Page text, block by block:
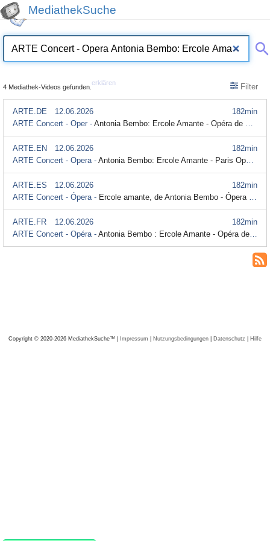
MediathekSuche
4 Mediathek-Videos gefunden.
erklären Filter
182min
ARTE.DE
12.06.2026
ARTE Concert - Oper - Antonia Bembo: Ercole Amante - Opéra de Paris (Originalversion mit Untertitel)
182min
ARTE.EN
12.06.2026
ARTE Concert - Opera - Antonia Bembo: Ercole Amante - Paris Opera (Originalversion mit Untertitel)
182min
ARTE.ES
12.06.2026
ARTE Concert - Ópera - Ercole amante, de Antonia Bembo - Ópera de París (Originalversion mit Untertitel)
182min
ARTE.FR
12.06.2026
ARTE Concert - Opéra - Antonia Bembo : Ercole Amante - Opéra de Paris (Originalversion mit Untertitel)
Copyright © 2020-2026 MediathekSuche™ | Impressum | Nutzungsbedingungen | Datenschutz | Hilfe